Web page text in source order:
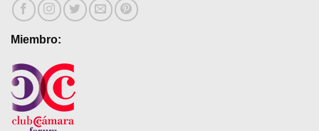
de
producto
Miembro: